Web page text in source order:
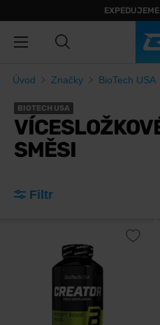
Úvod Značky BioTech USA
BIOTECH USA
SMĚSI
Filtr